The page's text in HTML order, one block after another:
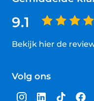
9.1
Bekijk hier de
van
sterren
Volg ons